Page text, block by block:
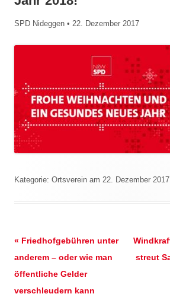
SPD Nideggen • 22. Dezember 2017
Kategorie: Ortsverein am 22. Dezember 2017
Beitrags-
Navigation
« Friedhofgebühren unter
anderem – oder wie man
öffentliche Gelder
verschleudern kann
streut